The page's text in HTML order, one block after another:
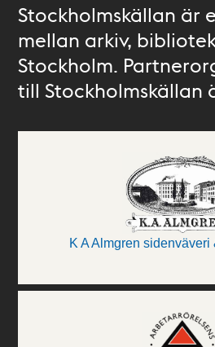
Stockholmskällan är
mellan arkiv,
Stockholm.
till Stockholmskällan
K A Almgren sidenväveri